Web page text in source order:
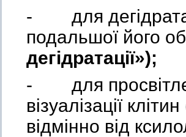
- для
подальшої його
дегідратації»);
- для
візуалізації клітин
відмінно від